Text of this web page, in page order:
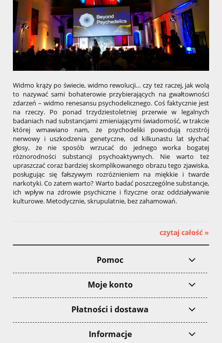
Widmo krąży po świecie, widmo rewolucji… czy też raczej, jak wolą
to nazywać sami bohaterowie przybierających na gwałtowności
zdarzeń – widmo renesansu psychodelicznego. Coś faktycznie jest
na rzeczy. Po ponad trzydziestoletniej przerwie w legalnych
badaniach nad substancjami zmieniającymi świadomość, w trakcie
której wmawiano nam, że psychodeliki powodują rozstrój
nerwowy i uszkodzenia genetyczne, od kilkunastu lat słychać
głosy, że nie sposób wrzucać do jednego worka bogatej
różnorodności substancji psychoaktywnych. Nie warto też
upraszczać coraz bardziej skomplikowanego obrazu tego zjawiska,
posługując się fałszywym rozróżnieniem na miękkie i twarde
narkotyki. Co zatem warto? Warto badać poszczególne substancje,
ich wpływ na zdrowie psychiczne i fizyczne oraz oddziaływanie
kulturowe. Metodycznie, skrupulatnie, bez zahamowań.
czytaj całość »
Pomoc
Moje konto
Płatności i dostawa
Informacje